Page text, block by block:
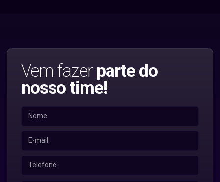
Vem fazer parte do
nosso time!